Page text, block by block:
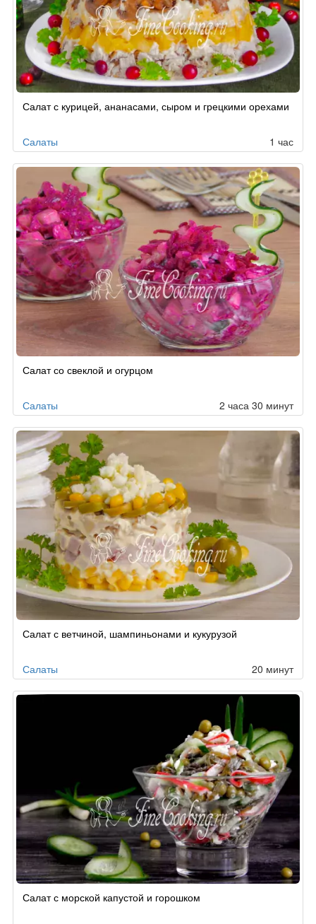
Салат с курицей, ананасами, сыром и грецкими орехами
Салаты 1 час
Салат со свеклой и огурцом
Салаты 2 часа 30 минут
Салат с ветчиной, шампиньонами и кукурузой
Салаты 20 минут
Салат с морской капустой и горошком